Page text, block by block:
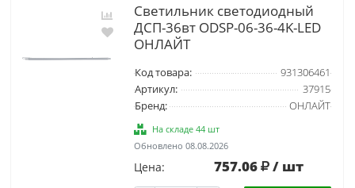
Светильник светодиодный
ДСП-36вт ODSP-06-36-4K-LED
ОНЛАЙТ
Код товара:
931306461
Артикул:
37915
Бренд:
ОНЛАЙТ
На складе 44 шт
Обновлено 08.08.2026
Цена: 757.06 / шт